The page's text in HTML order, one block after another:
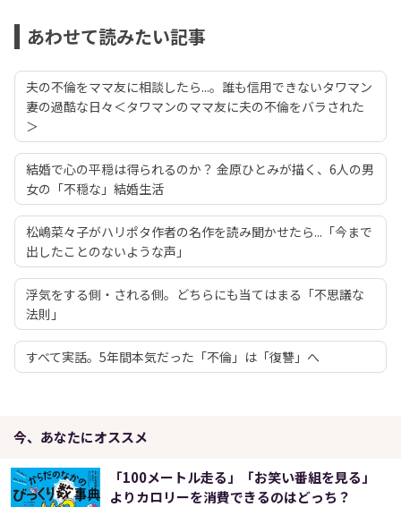
あわせて読みたい記事
夫の不倫をママ友に相談したら...。誰も信用できないタワマン
妻の過酷な日々＜タワマンのママ友に夫の不倫をバラされた
＞
結婚で心の平穏は得られるのか？ 金原ひとみが描く、6人の男
女の「不穏な」結婚生活
松嶋菜々子がハリポタ作者の名作を読み聞かせたら...「今まで
出したことのないような声」
浮気をする側・される側。どちらにも当てはまる「不思議な
法則」
すべて実話。5年間本気だった「不倫」は「復讐」へ
今、あなたにオススメ
「100メートル走る」「お笑い番組を見る」
よりカロリーを消費できるのはどっち？